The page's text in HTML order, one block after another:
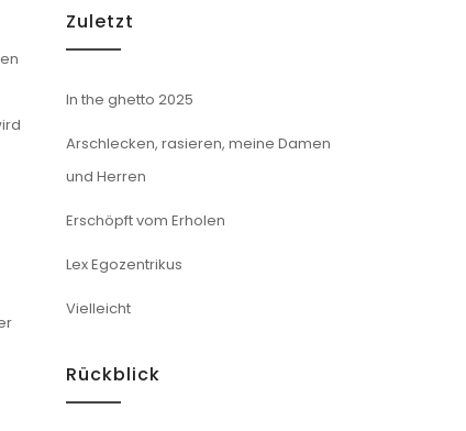
Zuletzt
In the ghetto 2025
Arschlecken, rasieren, meine Damen
und Herren
Erschöpft vom Erholen
Lex Egozentrikus
Vielleicht
Rückblick